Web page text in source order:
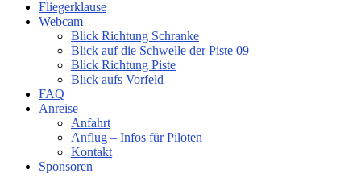
Fliegerklause
Webcam
Blick Richtung Schranke
Blick auf die Schwelle der Piste 09
Blick Richtung Piste
Blick aufs Vorfeld
FAQ
Anreise
Anfahrt
Anflug – Infos für Piloten
Kontakt
Sponsoren